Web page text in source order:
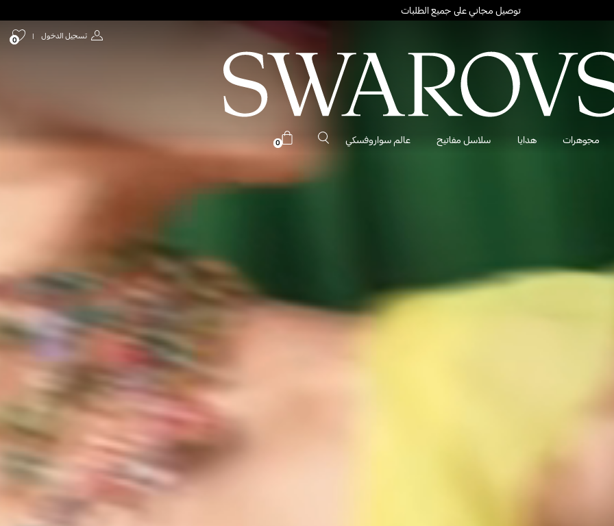
توصيل مجاني على جميع الطلبات
تسجيل الدخول |
0
مجوهرات هدايا سلاسل مفاتيح عالم سواروفسكي 0